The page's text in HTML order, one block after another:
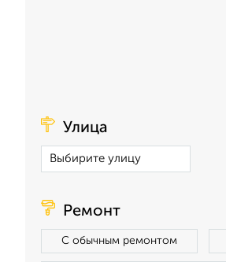
Улица
Ремонт
С обычным ремонтом